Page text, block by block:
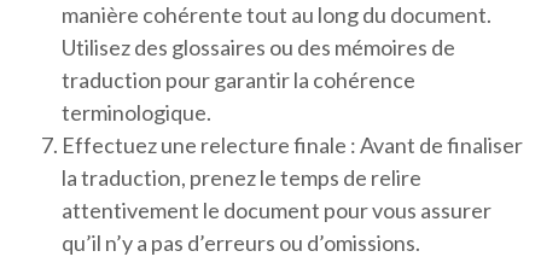
manière cohérente tout au long du document.
Utilisez des glossaires ou des mémoires de
traduction pour garantir la cohérence
terminologique.
Effectuez une relecture finale : Avant de finaliser
la traduction, prenez le temps de relire
attentivement le document pour vous assurer
qu’il n’y a pas d’erreurs ou d’omissions.